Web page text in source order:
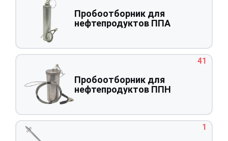
Пробоотборник для
нефтепродуктов ППА
Пробоотборник для
нефтепродуктов ППН
41
1